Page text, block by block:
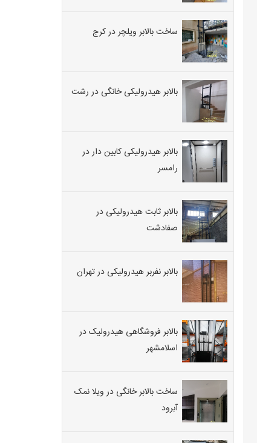
ساخت بالابر ویلچر در کرج
بالابر هیدرولیکی خانگی در رشت
بالابر هیدرولیکی کابین دار در
رامسر
بالابر ثابت هیدرولیکی در
صفادشت
بالابر نفربر هیدرولیکی در تهران
بالابر فروشگاهی هیدرولیک در
اسلامشهر
ساخت بالابر خانگی در ویلا نمک
آبرود